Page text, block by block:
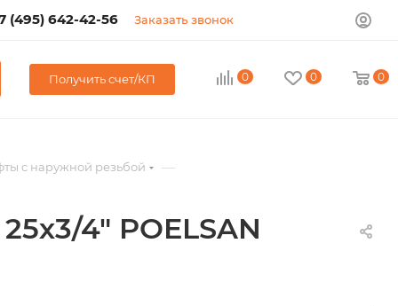
(495) 642-42-56 Заказать звонок
Получить счет/КП 0 0 0
с наружной резьбой —
4" POELSAN